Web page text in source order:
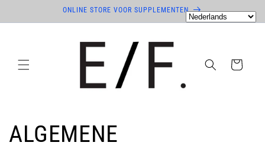
content
ONLINE STORE VOOR SUPPLEMENTEN
Winkelwagen
ALGEMENE